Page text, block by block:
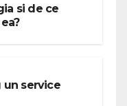
si de ce
un service